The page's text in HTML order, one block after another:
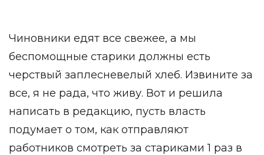
Чиновники едят все свежее, а мы
беспомощные старики должны есть
черствый заплесневелый хлеб. Извините за
все, я не рада, что живу. Вот и решила
написать в редакцию, пусть власть
подумает о том, как отправляют
работников смотреть за стариками 1 раз в